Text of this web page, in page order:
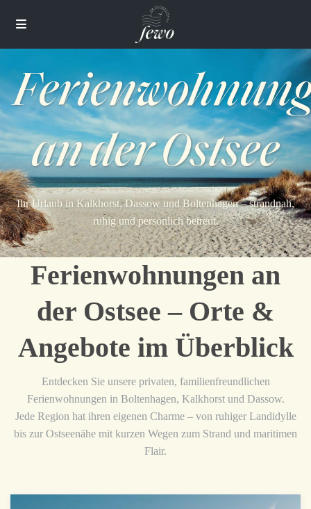
an der Ostsee
Ihr Urlaub in Kalkhorst, Dassow und Boltenhagen – strandnah,
ruhig und persönlich betreut.
Ferienwohnungen an
der Ostsee – Orte &
Angebote im Überblick
Entdecken Sie unsere privaten, familienfreundlichen
Ferienwohnungen in Boltenhagen, Kalkhorst und Dassow.
Jede Region hat ihren eigenen Charme – von ruhiger Landidylle
bis zur Ostseenähe mit kurzen Wegen zum Strand und maritimen
Flair.